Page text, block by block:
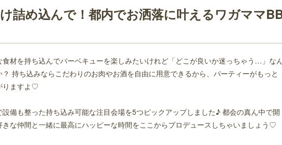
大人空間 ♡ 貸切で楽しむリゾートバーベキュー ♪
＆BBQ会場 渋谷ピカリエリゾート 本店
詰め込んで！都内でお洒落に叶えるワガママ
材を持ち込んでバーベキューを楽しみたいけれど「どこが良いか迷っちゃう…」な
持ち込みならこだわりのお肉やお酒を自由に用意できるから、パーティーがもっと
りますよ♡
備も整った持ち込み可能な注目会場を5つピックアップしました♪ 都会の真ん中で開
きな仲間と一緒に最高にハッピーな時間をここからプロデュースしちゃいましょう♡